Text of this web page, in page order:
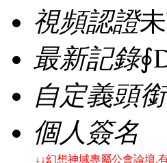
視頻認證
最新記錄
自定義頭銜
個人簽名
↓↓幻想神域專屬公會論壇,